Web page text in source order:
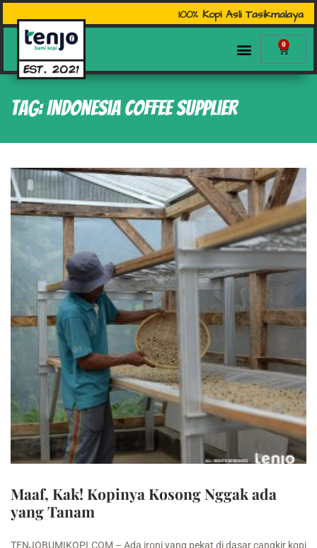
100% Kopi Asli Tasikmalaya
0
Tag: Indonesia Coffee supplier
Maaf, Kak! Kopinya Kosong Nggak ada
yang Tanam
TENJOBUMIKOPI.COM – Ada ironi yang pekat di dasar cangkir kopi